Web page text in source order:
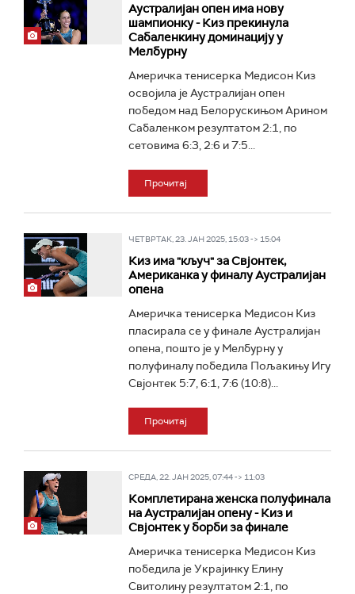
Аустралијан опен има нову
шампионку - Киз прекинула
Сабаленкину доминацију у
Мелбурну
Америчка тенисерка Медисон Киз
освојила је Аустралијан опен
победом над Белорускињом Арином
Сабаленком резултатом 2:1, по
сетовима 6:3, 2:6 и 7:5...
Прочитај
ЧЕТВРТАК, 23. ЈАН 2025, 15:03 -> 15:04
Киз има "кључ" за Свјонтек,
Американка у финалу Аустралијан
опена
Америчка тенисерка Медисон Киз
пласирала се у финале Аустралијан
опена, пошто је у Мелбурну у
полуфиналу победила Пољакињу Игу
Свјонтек 5:7, 6:1, 7:6 (10:8)...
Прочитај
СРЕДА, 22. ЈАН 2025, 07:44 -> 11:03
Комплетирана женска полуфинала
на Аустралијан опену - Киз и
Свјонтек у борби за финале
Америчка тенисерка Медисон Киз
победила је Украјинку Елину
Свитолину резултатом 2:1, по